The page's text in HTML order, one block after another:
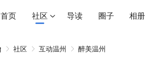
首页 社区 导读 圈子 相册
社区 互动温州 醉美温州